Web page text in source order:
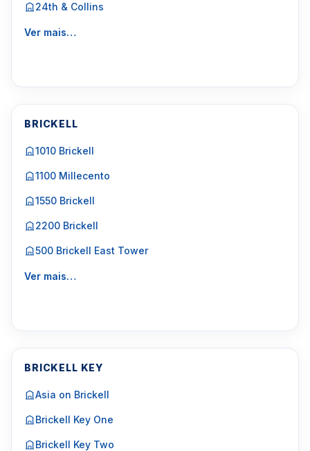
24th & Collins
Ver mais…
BRICKELL
1010 Brickell
1100 Millecento
1550 Brickell
2200 Brickell
500 Brickell East Tower
Ver mais…
BRICKELL KEY
Asia on Brickell
Brickell Key One
Brickell Key Two